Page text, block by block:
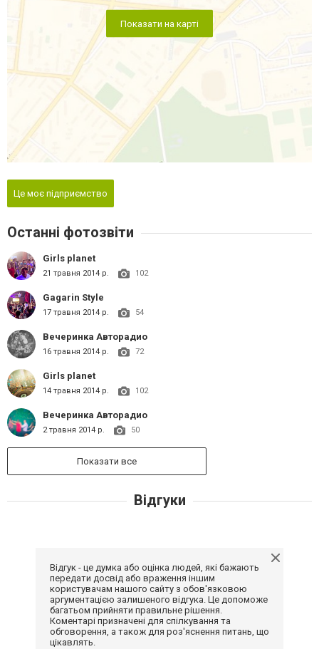
Показати на карті
Це моє підприємство
Останні фотозвіти
Girls planet
21 травня 2014 р. 102
Gagarin Style
17 травня 2014 р. 54
Вечеринка Авторадио
16 травня 2014 р. 72
Girls planet
14 травня 2014 р. 102
Вечеринка Авторадио
2 травня 2014 р. 50
Показати все
Відгуки
Відгук - це думка або оцінка людей, які бажають
передати досвід або враження іншим
користувачам нашого сайту з обов'язковою
аргументацією залишеного відгука. Це допоможе
багатьом прийняти правильне рішення.
Коментарі призначені для спілкування та
обговорення, а також для роз'яснення питань, що
цікавлять.